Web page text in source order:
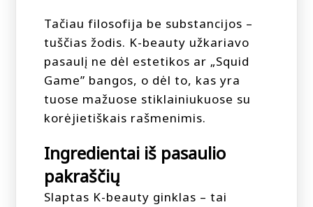
Tačiau filosofija be substancijos –
tuščias žodis. K-beauty užkariavo
pasaulį ne dėl estetikos ar „Squid
Game” bangos, o dėl to, kas yra
tuose mažuose stiklainiukuose su
korėjietiškais rašmenimis.
Ingredientai iš pasaulio
pakraščių
Slaptas K-beauty ginklas – tai